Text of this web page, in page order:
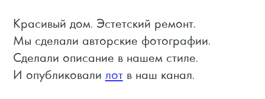
Красивый дом. Эстетский ремонт.
Мы сделали авторские фотографии.
Сделали описание в нашем стиле.
И опубликовали лотв наш канал.